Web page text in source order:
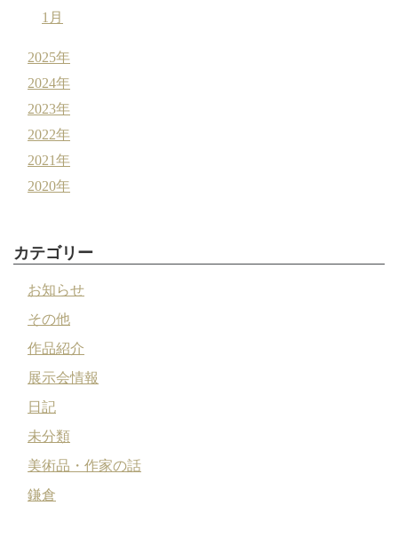
1月
2025年
2024年
2023年
2022年
2021年
2020年
カテゴリー
お知らせ
その他
作品紹介
展示会情報
日記
未分類
美術品・作家の話
鎌倉